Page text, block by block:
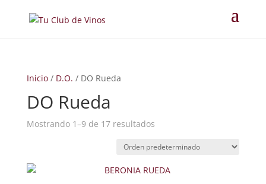
Inicio/ D.O. / DO Rueda
DO Rueda
Mostrando 1–9 de 17 resultados